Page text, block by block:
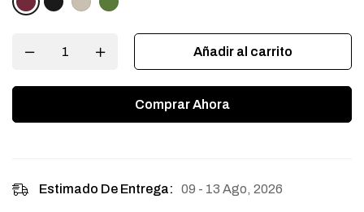
Añadir al carrito
Comprar Ahora
Estimado De Entrega: 09 - 13 Ago, 2026